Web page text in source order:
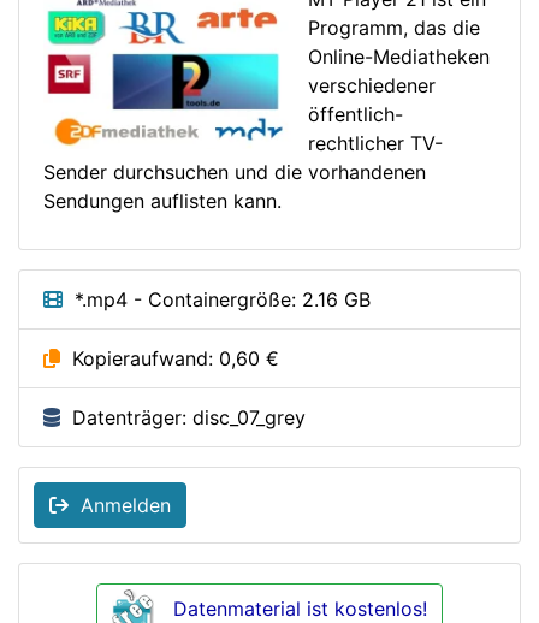
Programm, das die
Online-Mediatheken
verschiedener
öffentlich-
rechtlicher TV-
Sender durchsuchen und die vorhandenen
Sendungen auflisten kann.
*.mp4 - Containergröße: 2.16 GB
Kopieraufwand: 0,60 €
Datenträger: disc_07_grey
Anmelden
Datenmaterial ist kostenlos!